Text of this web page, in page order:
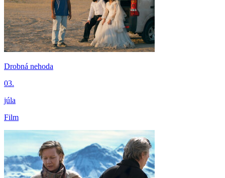
Drobná nehoda
03.
júla
Film